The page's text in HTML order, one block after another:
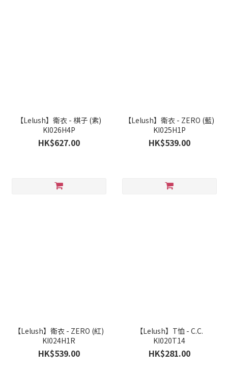
【Lelush】衛衣 - 棋子 (紫)
KI026H4P
HK$627.00
【Lelush】衛衣 - ZERO (藍)
KI025H1P
HK$539.00
【Lelush】衛衣 - ZERO (紅)
KI024H1R
HK$539.00
【Lelush】T恤 - C.C.
KI020T14
HK$281.00